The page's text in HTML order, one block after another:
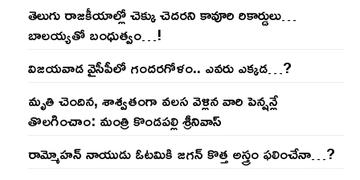
తెలుగు రాజ‌కీయాల్లో చెక్కు చెద‌ర‌ని కావూరి రికార్డులు…
బాల‌య్యతో బంధుత్వం…!
విజ‌య‌వాడ వైసీపీలో గంద‌ర‌గోళం.. ఎవ‌రు ఎక్క‌డ‌…?
మృతి చెందిన, శాశ్వతంగా వలస వెళ్లిన వారి పెన్ష‌న్లే
తొల‌గించాం: మంత్రి కొండపల్లి శ్రీనివాస్
రామ్మోహ‌న్ నాయుడు ఓట‌మికి జ‌గ‌న్ కొత్త అస్త్రం ఫ‌లించేనా…?